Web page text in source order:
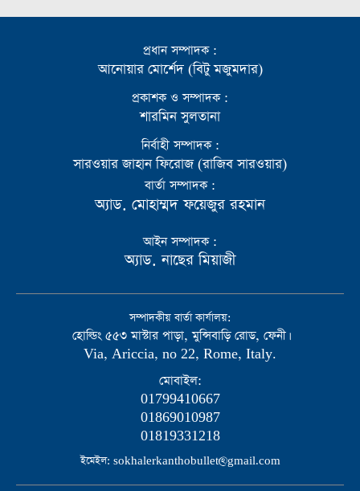
প্রধান সম্পাদক :
আনোয়ার মোর্শেদ (বিটু মজুমদার)
প্রকাশক ও সম্পাদক :
শারমিন সুলতানা
নির্বাহী সম্পাদক :
সারওয়ার জাহান ফিরোজ (রাজিব সারওয়ার)
বার্তা সম্পাদক :
অ্যাড. মোহাম্মদ ফয়েজুর রহমান
আইন সম্পাদক :
অ্যাড. নাছের মিয়াজী
সম্পাদকীয় বার্তা কার্যালয়:
হোল্ডিং ৫৫৩ মাস্টার পাড়া, মুন্সিবাড়ি রোড, ফেনী।
Via, Ariccia, no 22, Rome, Italy.
মোবাইল:
01799410667
01869010987
01819331218
ইমেইল: sokhalerkanthobullet@gmail.com